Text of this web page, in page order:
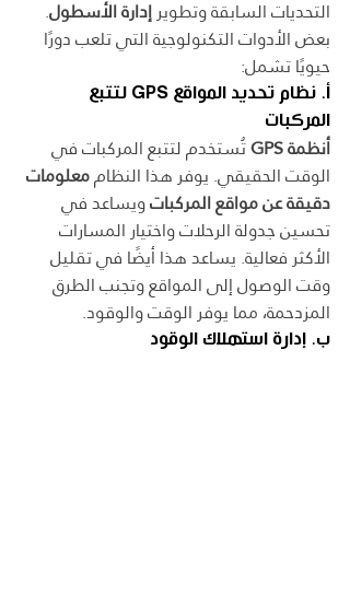
التحديات السابقة وتطوير إدارة الأسطول.
بعض الأدوات التكنولوجية التي تلعب دورًا
حيويًا تشمل:
أ. نظام تحديد المواقع GPS لتتبع
المركبات
أنظمة GPS
تُستخدم لتتبع المركبات في
الوقت الحقيقي. يوفر هذا النظام معلومات
دقيقة عن مواقع المركبات ويساعد في
تحسين جدولة الرحلات واختيار المسارات
الأكثر فعالية. يساعد هذا أيضًا في تقليل
وقت الوصول إلى المواقع وتجنب الطرق
المزدحمة، مما يوفر الوقت والوقود.
ب. إدارة استهلاك الوقود